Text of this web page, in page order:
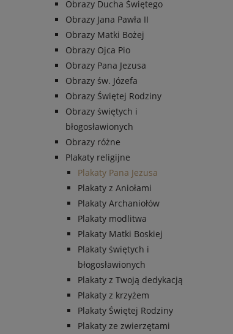
Obrazy Ducha Świętego
Obrazy Jana Pawła II
Obrazy Matki Bożej
Obrazy Ojca Pio
Obrazy Pana Jezusa
Obrazy św. Józefa
Obrazy Świętej Rodziny
Obrazy świętych i
błogosławionych
Obrazy różne
Plakaty religijne
Plakaty Pana Jezusa
Plakaty z Aniołami
Plakaty Archaniołów
Plakaty modlitwa
Plakaty Matki Boskiej
Plakaty świętych i
błogosławionych
Plakaty z Twoją dedykacją
Plakaty z krzyżem
Plakaty Świętej Rodziny
Plakaty ze zwierzętami